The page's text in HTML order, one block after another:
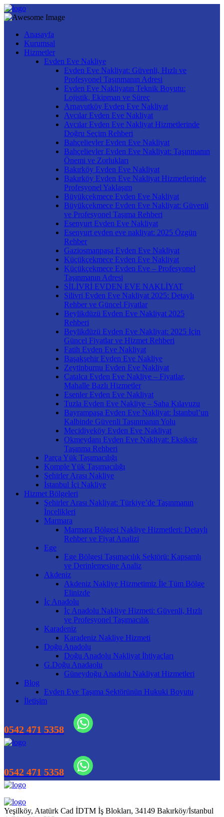
Anasayfa
Kurumsal
Hizmetler
Evden Eve Nakliye
Evden Eve Nakliyat: Güvenli, Hızlı ve
Profesyonel Taşınmanın Adresi
Evden Eve Nakliyatın Teknik Boyutu:
Lojistik, Ekipman ve Süreç
Arnavutköy Evden Eve Nakliyat
Avcılar Evden Eve Nakliyat
Avcılar Evden Eve Nakliyat Hizmetlerinde
Doğru Seçim Rehberi
Bahçelievler Evden Eve Nakliyat
Bahçelievler Evden Eve Nakliyat: Taşınmanın
Önemi ve Zorlukları
Bakırköy Evden Eve Nakliyat
Bakırköy Evden Eve Nakliyat Hizmetlerinde
Profesyonel Yaklaşım
Büyükçekmece Evden Eve Nakliyat
Büyükçekmece Evden Eve Nakliyat: Güvenli
ve Profesyonel Taşıma Rehberi
Esenyurt Evden Eve Nakliyat
Esenyurt evden eve nakliyat: 2025 Özgün
Rehber
Gaziosmanpaşa Evden Eve Nakliyat
Küçükçekmece Evden Eve Nakliyat
Küçükçekmece Evden Eve – Profesyonel
Taşınmanın Adresi
SİLİVRİ EVDEN EVE NAKLİYAT
Silivri Evden Eve Nakliyat 2025: Detaylı
Rehber ve Güncel Fiyatlar
Beylikdüzü Evden Eve Nakliyat 2025
Rehberi
Beylikdüzü Evden Eve Nakliyat: 2025 İçin
Güncel Fiyatlar ve Hizmet Rehberi
Fatih Evden Eve Nakliyat
Başakşehir Evden Eve Nakliye
Zeytinburnu Evden Eve Nakliyat
Çatalca Evden Eve Nakliye – Fiyatlar,
Mahalle Bazlı Hizmetler
Esenler Evden Eve Nakliyat
Tuzla Evden Eve Nakliye – Saha Kılavuzu
Bayrampaşa Evden Eve Nakliyat: İstanbul’un
Kalbinde Güvenli Taşınmanın Yolu
Mecidiyeköy Evden Eve Nakliyat
Okmeydanı Evden Eve Nakliyat: Eksiksiz
Taşınma Rehberi
Parça Yük Taşımacılığı
Komple Yük Taşımacılığı
Şehirler Arası Nakliye
İstanbul İçi Nakliye
Hizmet Bölgeleri
Şehirler Arası Nakliyat: Türkiye’de Taşınmanın
İncelikleri
Marmara
Marmara Bölgesi Nakliye Hizmetleri: Detaylı
Rehber ve Fiyat Analizi
Ege
Ege Bölgesi Taşımacılık Sektörü: Kapsamlı
ve Derinlemesine Analiz
Akdeniz
Akdeniz Nakliye Hizmetimiz İle Tüm Bölge
Elinizde
İç Anadolu
İç Anadolu Nakliye Hizmeti: Güvenli, Hızlı
ve Profesyonel Taşımacılık
Karadeniz
Karadeniz Nakliye Hizmeti
Doğu Anadolu
Doğu Anadolu Nakliyat İhtiyaçları
G.Doğu Anadaolu
Güneydoğu Anadolu Nakliyat Hizmetleri
Blog
Evden Eve Taşıma Sektörünün Hukuki Boyutu
İletişim
Yeşilköy, Atatürk Cad İDTM İş Blokları, 34149 Bakırköy/İstanbul